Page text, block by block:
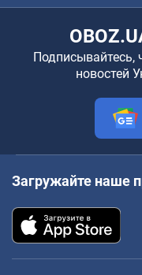
Подписывайтесь,
новостей
Загружайте наше